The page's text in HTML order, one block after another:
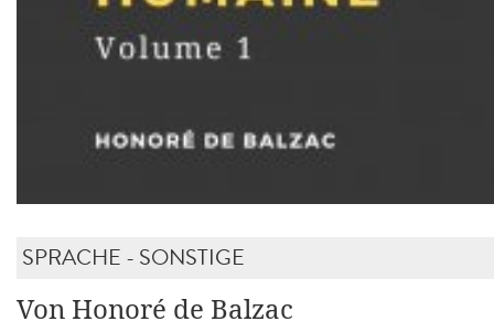
SPRACHE - SONSTIGE
Von Honoré de Balzac